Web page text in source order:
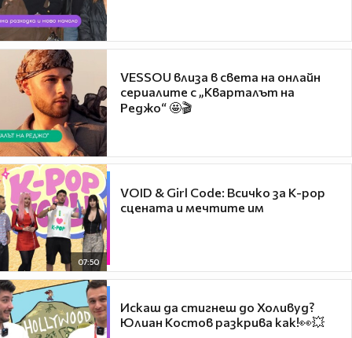
VESSOU влиза в света на онлайн
сериалите с „Кварталът на
Реджо“ 🤩🎬
07:50
VOID & Girl Code: Всичко за K-pop
сцената и мечтите им
Искаш да стигнеш до Холивуд?
Юлиан Костов разкрива как!👀💥